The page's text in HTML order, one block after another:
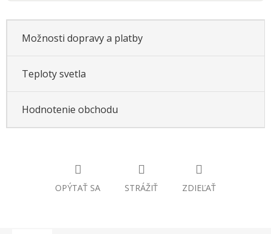
Možnosti dopravy a platby
Teploty svetla
Hodnotenie obchodu
OPÝTAŤ SA STRÁŽIŤ ZDIEĽAŤ